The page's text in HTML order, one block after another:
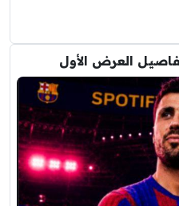
العرض الأول